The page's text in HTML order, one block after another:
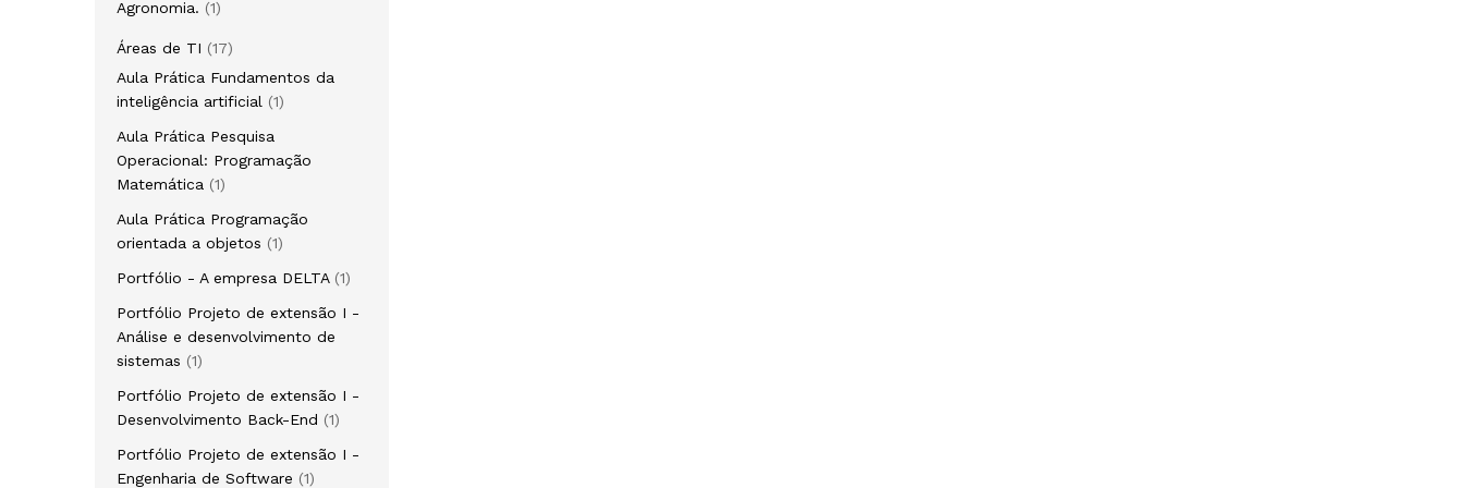
Agronomia. 1
Áreas de TI
17
Aula Prática Fundamentos da
inteligência artificial
1
Aula Prática Pesquisa
Operacional: Programação
Matemática
1
Aula Prática Programação
orientada a objetos
1
Portfólio - A empresa DELTA
1
Portfólio Projeto de extensão I -
Análise e desenvolvimento de
sistemas
1
Portfólio Projeto de extensão I -
Desenvolvimento Back-End
1
Portfólio Projeto de extensão I -
Engenharia de Software
1